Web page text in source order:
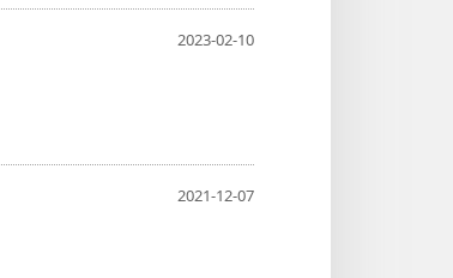
2023-02-10
2021-12-07